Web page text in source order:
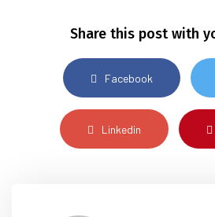
Share this post with
Facebook
Linkedin